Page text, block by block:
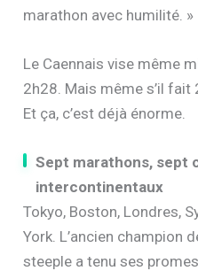
marathon avec humilité. »
Le Caennais vise même
2h28. Mais même s’il fait
Et ça, c’est déjà énorme.
Sept marathons, sept
intercontinentaux
Tokyo, Boston, Londres,
York. L’ancien champion
steeple a tenu ses